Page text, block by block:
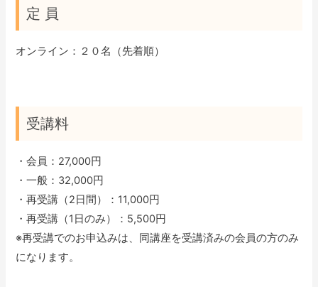
定 員
オンライン：２０名（先着順）
受講料
・会員：27,000円
・一般：32,000円
・再受講（2日間）：11,000円
・再受講（1日のみ）：5,500円
※再受講でのお申込みは、同講座を受講済みの会員の方のみ
になります。